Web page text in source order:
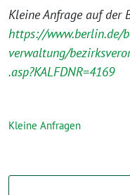
Kleine Anfrage auf der
https://www.berlin.de/
verwaltung/
.asp?KALFDNR=4169
Kleine Anfragen